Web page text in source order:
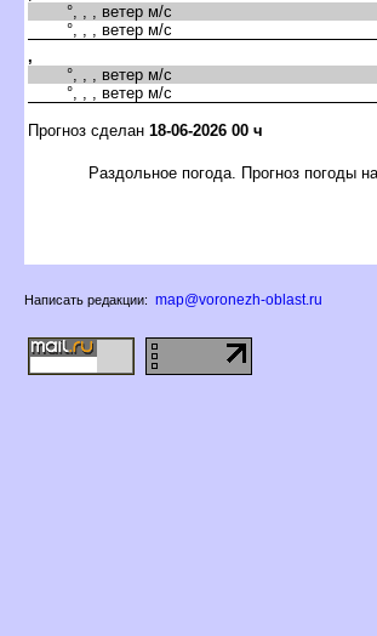
°, , , ветер м/с
°, , , ветер м/с
,
°, , , ветер м/с
°, , , ветер м/с
Прогноз сделан 18-06-2026 00 ч
Раздольное погода. Прогноз погоды
Написать редакции: map@voronezh-oblast.ru